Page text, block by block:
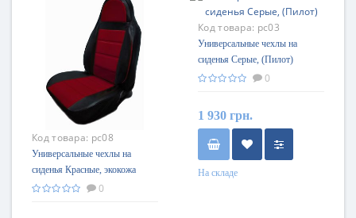
Код товара: pc08
Универсальные чехлы на
сиденья Красные, экокожа
(Пилот)
0
Код товара: pc03
Универсальные чехлы на
сиденья Серые, (Пилот)
0
1 930 грн.
На складе